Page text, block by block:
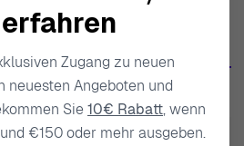
Die Leidenschaft für
hebt Orphelia in der Welt der
schafft Kollektionen, die mit der
stehen. Jede Kreation zeigt
für die Verwendung
wie Sterlingsilber und
Zugang zu neuen
neuesten Angeboten und
Sie10€ Rabatt, wenn
€150 oder mehr ausgeben.